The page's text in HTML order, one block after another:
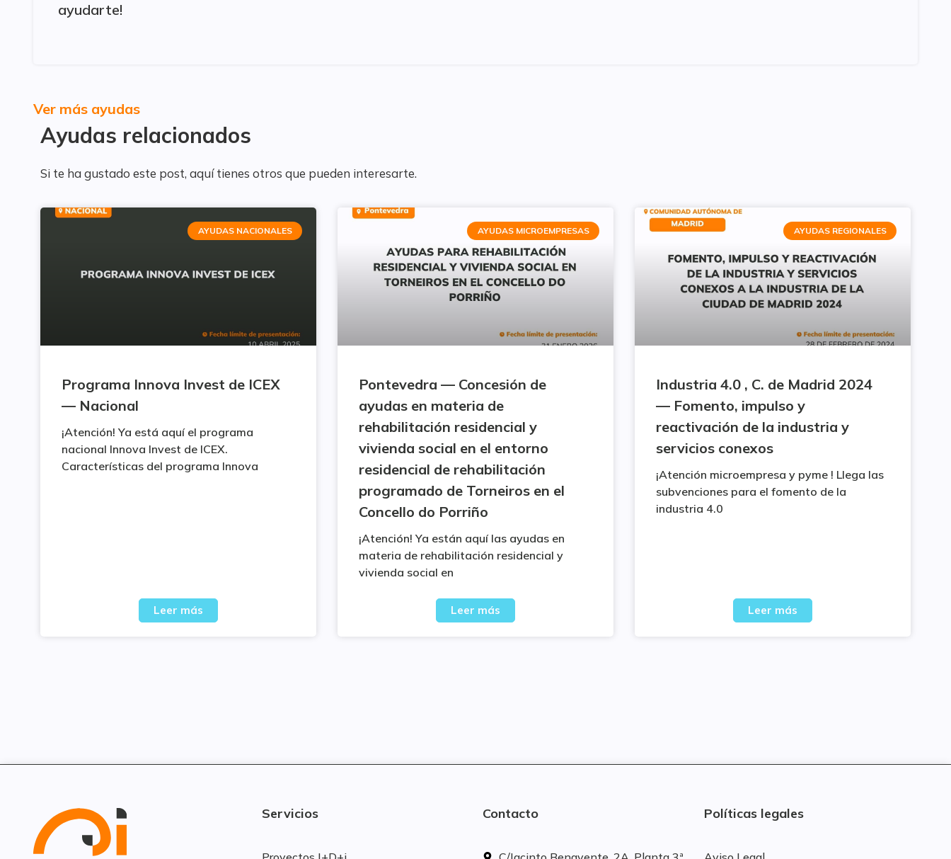
ayudarte!
Ayudas relacionados
Ver más ayudas
Si te ha gustado este post, aquí tienes otros que pueden interesarte.
AYUDAS NACIONALES
Programa Innova Invest de ICEX
— Nacional
¡Atención! Ya está aquí el programa
nacional Innova Invest de ICEX.
Características del programa Innova
Leer más
AYUDAS MICROEMPRESAS
Pontevedra — Concesión de
ayudas en materia de
rehabilitación residencial y
vivienda social en el entorno
residencial de rehabilitación
programado de Torneiros en el
Concello do Porriño
¡Atención! Ya están aquí las ayudas en
materia de rehabilitación residencial y
vivienda social en
Leer más
AYUDAS REGIONALES
Industria 4.0 , C. de Madrid 2024
— Fomento, impulso y
reactivación de la industria y
servicios conexos
¡Atención microempresa y pyme ! Llega las
subvenciones para el fomento de la
industria 4.0
Leer más
Servicios Contacto Políticas legales